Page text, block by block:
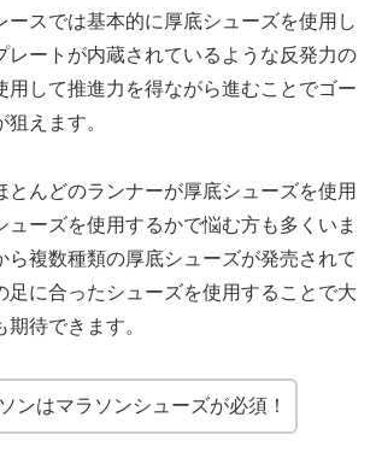
ースでは基本的に厚底シューズを使用し
レートが内蔵されているような反発力の
用して推進力を得ながら進むことでゴー
えます。
とんどのランナーが厚底シューズを使用
ューズを使用するかで悩む方も多くいま
ら複数種類の厚底シューズが発売されて
足に合ったシューズを使用することで大
待できます。
ンはマラソンシューズが必須！